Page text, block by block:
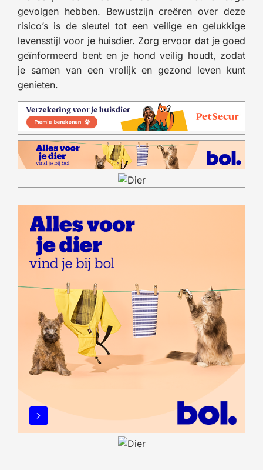
gevolgen hebben. Bewustzijn creëren over deze
risico’s is de sleutel tot een veilige en gelukkige
levensstijl voor je huisdier. Zorg ervoor dat je goed
geïnformeerd bent en je hond veilig houdt, zodat
je samen van een vrolijk en gezond leven kunt
genieten.